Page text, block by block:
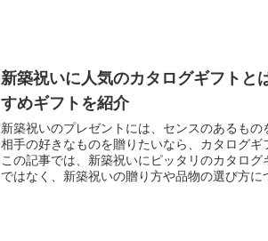
新築祝いに人気のカタログギフトと
すめギフトを紹介
新築祝いのプレゼントには、センスのあるもの
相手の好きなものを贈りたいなら、カタログギ
この記事では、新築祝いにピッタリのカタログ
ではなく、新築祝いの贈り方や品物の選び方に